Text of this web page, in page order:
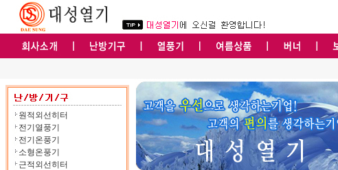
원적외선히터
전기열풍기
전기온풍기
소형온풍기
근적외선히터